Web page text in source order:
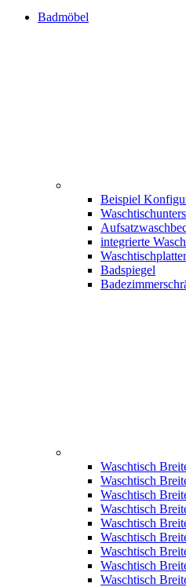
Badmöbel
Beispiel
integrierte
Badspiegel
Waschtisch
Waschtisch
Waschtisch
Waschtisch
Waschtisch
Waschtisch
Waschtisch
Waschtisch
Waschtisch